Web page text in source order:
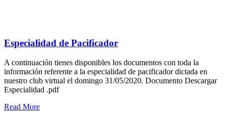
Especialidad de Pacificador
A continuación tienes disponibles los documentos con toda la
información referente a la especialidad de pacificador dictada en
nuestro club virtual el domingo 31/05/2020. Documento Descargar
Especialidad .pdf
Read More